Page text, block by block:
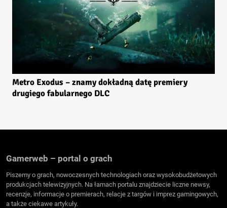
Metro Exodus – znamy dokładną datę premiery
drugiego fabularnego DLC
Gamerweb – portal o grach
Piszemy o grach, nowoczesnych technologiach oraz wysokobudżetowych
produkcjach telewizyjnych. Na łamach portalu znajdziecie liczne newsy,
recenzje, informacje o premierach, relacje z targów i imprez gamingowych,
a także ciekawe artykuły.